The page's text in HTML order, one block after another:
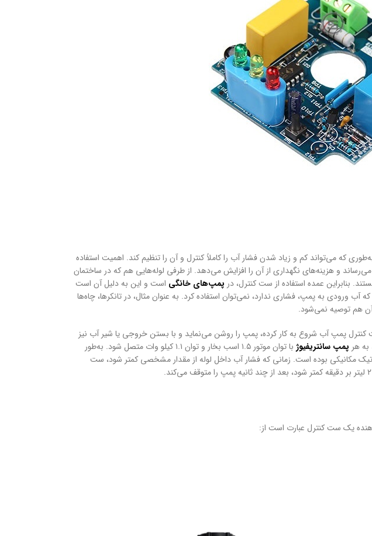
که می‌تواند کم و زیاد شدن فشار آب را کاملاً کنترل و آن را تنظیم کند. اهمیت استفاده
و هزینه‌های نگهداری از آن را افزایش می‌دهد. از طرفی لوله‌هایی هم که در ساختمان
بنابراین عمده استفاده از ست کنترل، در پمپ‌های خانگی است و این به دلیل آن است
آب ورودی به پمپ، فشاری ندارد، نمی‌توان استفاده کرد. به عنوان مثال، در تانکرها، چاه‌ها
آن هم توصیه نمی‌شود.
پمپ آب شروع به کار کرده، پمپ را روشن می‌نماید و با بستن خروجی یا شیر آب نیز
هر پمپ سانتریفیوژ
با توان موتور ۱.۵ اسب بخار و توان ۱.۱ کیلو وات متصل شود. به‌طور
مکانیکی بوده است. زمانی که فشار آب داخل لوله از مقدار مشخصی کمتر شود، ست
یک ست کنترل عبارت است از: